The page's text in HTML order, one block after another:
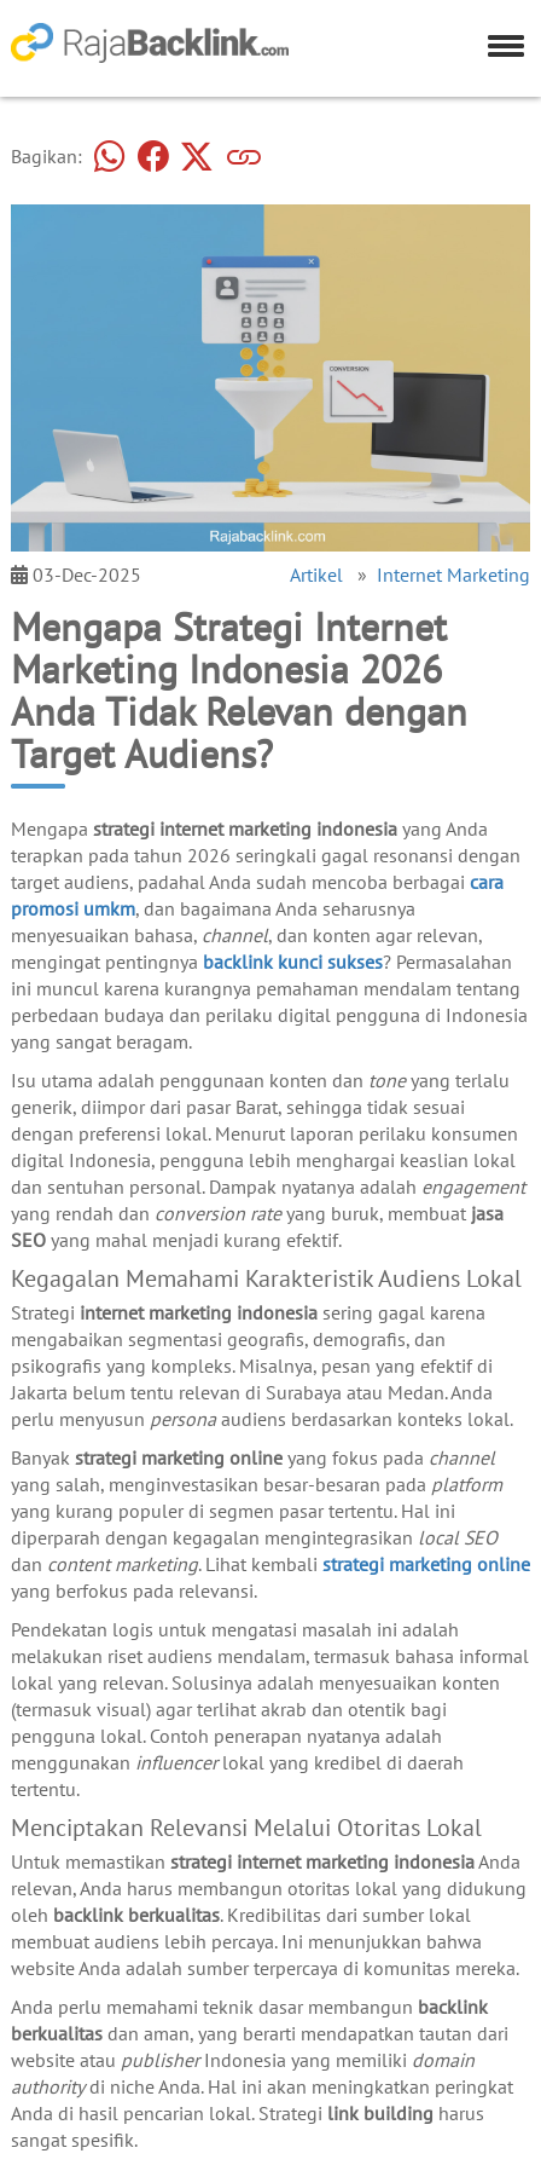
Bagikan:
03-Dec-2025 Artikel » Internet Marketing
Mengapa Strategi Internet
Marketing Indonesia 2026
Anda Tidak Relevan dengan
Target Audiens?
Mengapa strategi internet marketing indonesiayang Anda
terapkan pada tahun 2026 seringkali gagal resonansi dengan
target audiens, padahal Anda sudah mencoba berbagai cara
promosi umkm, dan bagaimana Anda seharusnya
menyesuaikan bahasa, channel, dan konten agar relevan,
mengingat pentingnya backlink kunci sukses? Permasalahan
ini muncul karena kurangnya pemahaman mendalam tentang
perbedaan budaya dan perilaku digital pengguna di Indonesia
yang sangat beragam.
Isu utama adalah penggunaan konten dan toneyang terlalu
generik, diimpor dari pasar Barat, sehingga tidak sesuai
dengan preferensi lokal. Menurut laporan perilaku konsumen
digital Indonesia, pengguna lebih menghargai keaslian lokal
dan sentuhan personal. Dampak nyatanya adalah engagement
yang rendah dan conversion rateyang buruk, membuat jasa
SEOyang mahal menjadi kurang efektif.
Kegagalan Memahami Karakteristik Audiens Lokal
Strategi internet marketing indonesiasering gagal karena
mengabaikan segmentasi geografis, demografis, dan
psikografis yang kompleks. Misalnya, pesan yang efektif di
Jakarta belum tentu relevan di Surabaya atau Medan. Anda
perlu menyusun personaaudiens berdasarkan konteks lokal.
Banyak strategi marketing onlineyang fokus pada channel
yang salah, menginvestasikan besar-besaran pada platform
yang kurang populer di segmen pasar tertentu. Hal ini
diperparah dengan kegagalan mengintegrasikan local SEO
dan content marketing. Lihat kembali strategi marketing online
yang berfokus pada relevansi.
Pendekatan logis untuk mengatasi masalah ini adalah
melakukan riset audiens mendalam, termasuk bahasa informal
lokal yang relevan. Solusinya adalah menyesuaikan konten
(termasuk visual) agar terlihat akrab dan otentik bagi
pengguna lokal. Contoh penerapan nyatanya adalah
menggunakan influencerlokal yang kredibel di daerah
tertentu.
Menciptakan Relevansi Melalui Otoritas Lokal
Untuk memastikan strategi internet marketing indonesiaAnda
relevan, Anda harus membangun otoritas lokal yang didukung
oleh backlink berkualitas. Kredibilitas dari sumber lokal
membuat audiens lebih percaya. Ini menunjukkan bahwa
website Anda adalah sumber terpercaya di komunitas mereka.
Anda perlu memahami teknik dasar membangun backlink
berkualitasdan aman, yang berarti mendapatkan tautan dari
website atau publisherIndonesia yang memiliki domain
authoritydi niche Anda. Hal ini akan meningkatkan peringkat
Anda di hasil pencarian lokal. Strategi link building harus
sangat spesifik.